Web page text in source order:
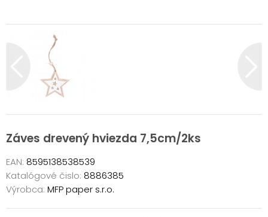
Záves drevený hviezda 7,5cm/2ks
EAN: 8595138538539
Katalógové čislo: 8886385
Výrobca: MFP paper s.r.o.